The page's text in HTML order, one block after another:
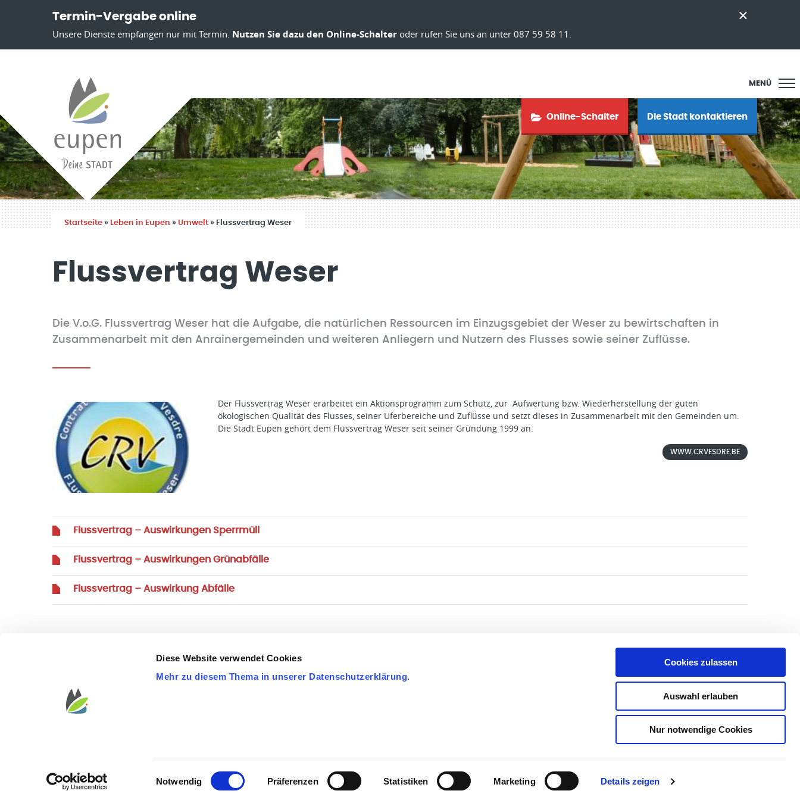
Diese Website verwendet Cookies
Mehr zu diesem Thema in unserer Datenschutzerklärung.
Einwilligungsauswahl
Notwendig Präferenzen Statistiken Marketing Details zeigen
Cookies zulassen
Auswahl erlauben
Nur notwendige Cookies
Termin-Vergabe online
Unsere Dienste empfangen nur mit Termin. Nutzen Sie dazu den Online-Schalter oder rufen Sie uns an unter 087 59 58 11.
MENÜ
Online-Schalter Die Stadt kontaktieren
Startseite » Leben in Eupen » Umwelt » Flussvertrag Weser
Flussvertrag Weser
Die V.o.G. Flussvertrag Weser hat die Aufgabe, die natürlichen Ressourcen im Einzugsgebiet der Weser zu bewirtschaften in
Zusammenarbeit mit den Anrainergemeinden und weiteren Anliegern und Nutzern des Flusses sowie seiner Zuflüsse.
Der Flussvertrag Weser erarbeitet ein Aktionsprogramm zum Schutz, zur Aufwertung bzw. Wiederherstellung der guten
ökologischen Qualität des Flusses, seiner Uferbereiche und Zuflüsse und setzt dieses in Zusammenarbeit mit den Gemeinden um.
Die Stadt Eupen gehört dem Flussvertrag Weser seit seiner Gründung 1999 an.
WWW.CRVESDRE.BE
Flussvertrag – Auswirkungen Sperrmüll
Flussvertrag – Auswirkungen Grünabfälle
Flussvertrag – Auswirkung Abfälle
ÜBER DIE GEMEINDE
FOLGEN SIE UNS AUF FACEBOOK INTERNER BEREICH
Erklärung zur Barrierefreiheit